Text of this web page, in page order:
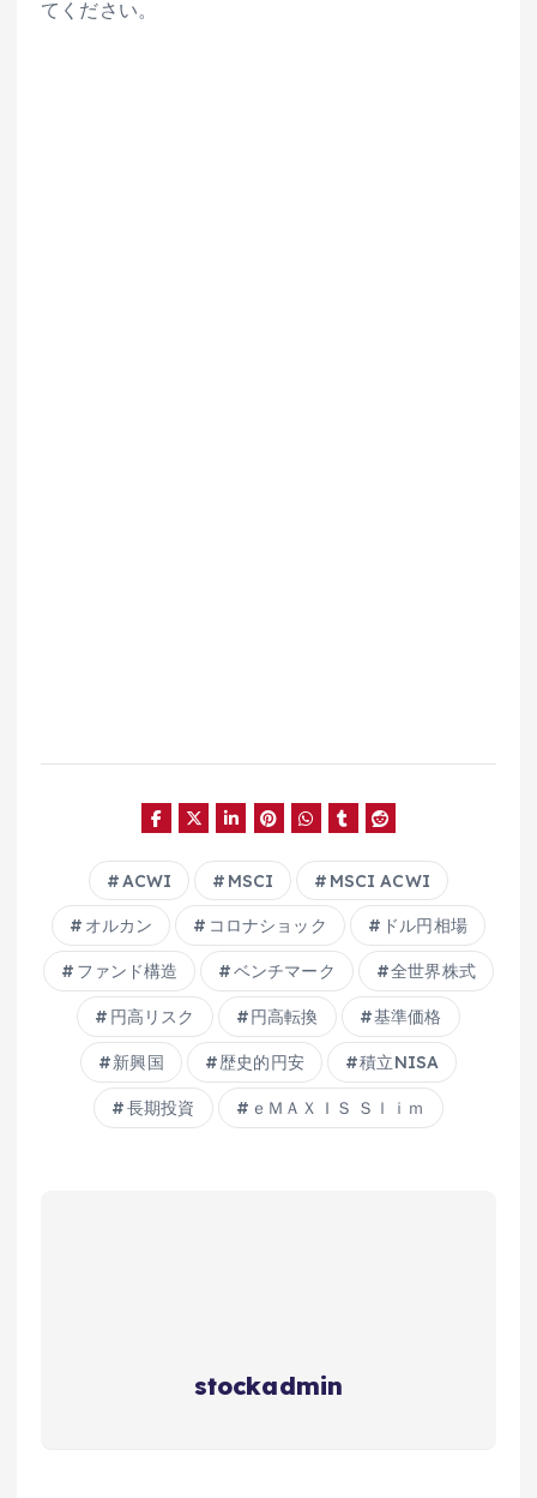
てください。
ACWI MSCI MSCI ACWI
オルカン コロナショック ドル円相場
ファンド構造 ベンチマーク 全世界株式
円高リスク 円高転換 基準価格
新興国 歴史的円安 積立NISA
長期投資 ｅＭＡＸＩＳ Ｓｌｉｍ
stockadmin